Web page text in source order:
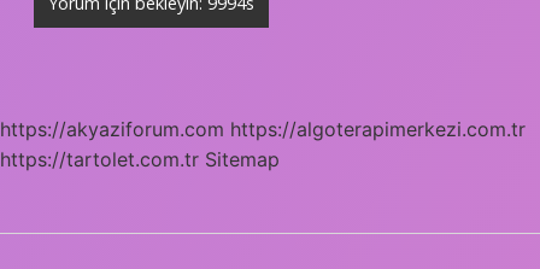
https://akyaziforum.com https://algoterapimerkezi.com.tr
https://tartolet.com.tr Sitemap